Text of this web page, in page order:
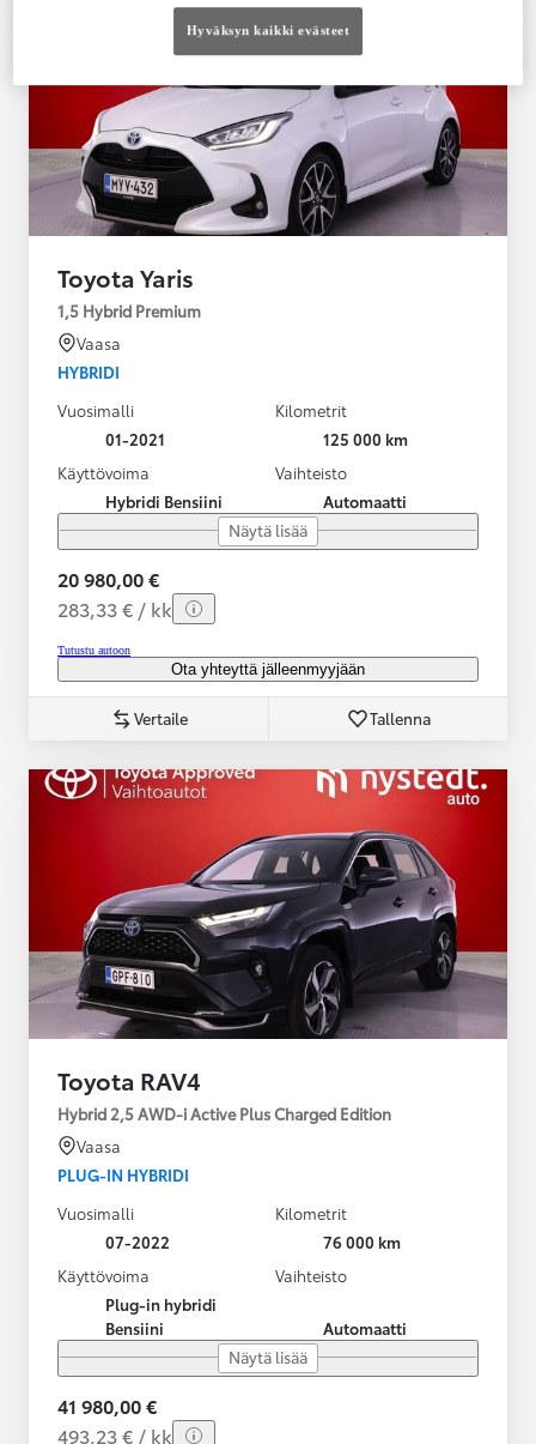
Toyota Yaris
1,5 Hybrid Premium
Vaasa
HYBRIDI
Vuosimalli
01-2021
Kilometrit
125 000 km
Käyttövoima
Hybridi Bensiini
Vaihteisto
Automaatti
Näytä lisää
20 980,00 €
283,33 € / kk
Tutustu autoon
Ota yhteyttä jälleenmyyjään
Vertaile Tallenna
Toyota RAV4
Hybrid 2,5 AWD-i Active Plus Charged Edition
Vaasa
PLUG-IN HYBRIDI
Vuosimalli
07-2022
Kilometrit
76 000 km
Käyttövoima
Plug-in hybridi
Bensiini
Vaihteisto
Automaatti
Näytä lisää
41 980,00 €
493,23 € / kk
Hyväksyn kaikki evästeet